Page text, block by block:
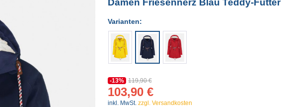
Damen Friesennerz Blau Teddy-Futter
Varianten:
-13% 119,90 €
103,90 €
inkl. MwSt. zzgl. Versandkosten